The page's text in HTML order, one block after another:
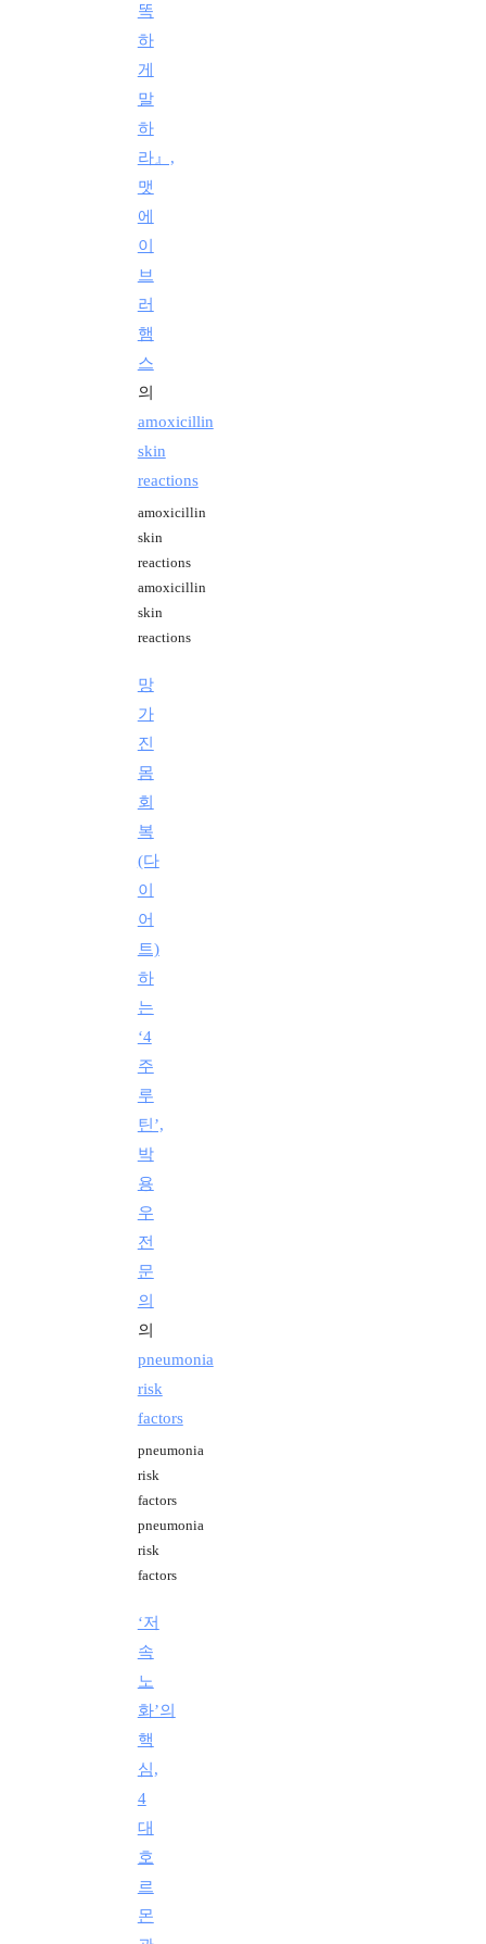
똑
하
게
말
하
라』,
맷
에
이
브
러
햄
스
의
amoxicillin
skin
reactions
amoxicillin
skin
reactions
amoxicillin
skin
reactions
망
가
진
몸
회
복
(다
이
어
트)
하
는
‘4
주
루
틴’,
박
용
우
전
문
의
의
pneumonia
risk
factors
pneumonia
risk
factors
pneumonia
risk
factors
‘저
속
노
화’의
핵
심,
4
대
호
르
몬